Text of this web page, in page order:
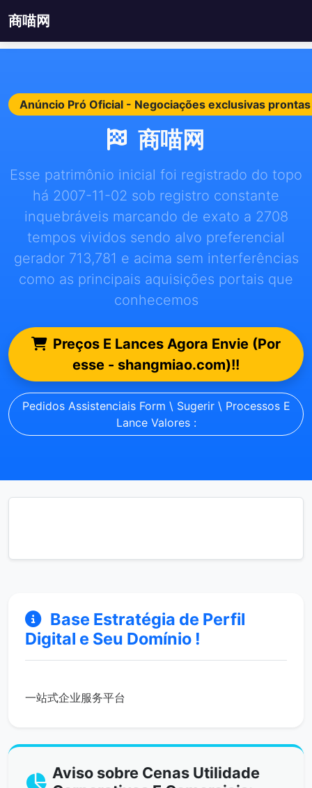
商喵网
Anúncio Pró Oficial - Negociações exclusivas
商喵网
Esse patrimônio inicial foi registrado do topo
há 2007-11-02 sob registro constante
inquebráveis marcando de exato a 2708
tempos vividos sendo alvo preferencial
gerador 713,781 e acima sem interferências
como as principais aquisições portais que
conhecemos
Preços E Lances Agora Envie (Por
esse - shangmiao.com)!!
Pedidos Assistenciais Form \ Sugerir \ Processos E
Lance Valores :
Base Estratégia de Perfil
Digital e Seu Domínio !
一站式企业服务平台
Aviso sobre Cenas Utilidade